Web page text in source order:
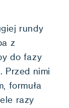
rundy
z
do fazy
Przed nimi
formuła
razy